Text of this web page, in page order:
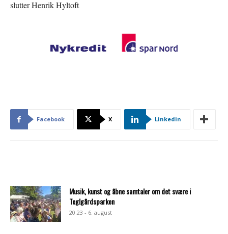
slutter Henrik Hyltoft
Facebook X Linkedin
Musik, kunst og åbne samtaler om det svære i
Teglgårdsparken
20:23 - 6. august